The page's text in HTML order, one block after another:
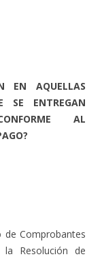
EN AQUELLAS
SE ENTREGAN
AL
de Comprobantes
Resolución de